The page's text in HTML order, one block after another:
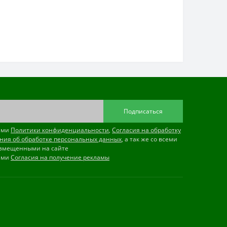
Подписаться
Политики конфиденциальности, Согласия на обработку
об обработке персональных данных, а так же со всеми
на сайте
Согласия на получение рекламы